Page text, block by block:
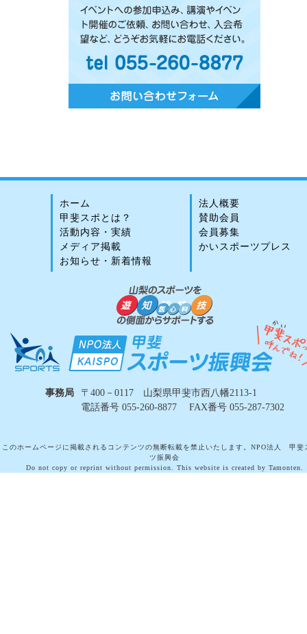
法人概要
賛助会員
会員募集
かいスポーツプレス
ホーム
甲斐スポとは？
活動内容・実績
メディア掲載
お知らせ・新着情報
事務局
〒400－0117 山梨県甲斐市西八幡2113-1
電話番号 055-260-8877 FAX番号 055-287-7302
このホームページに掲載されるコンテンツの無断転載を禁止いたします。NPO法人 甲斐
ツ振興会
Do not copy or reprint without permission. This website is created by Tamonten.